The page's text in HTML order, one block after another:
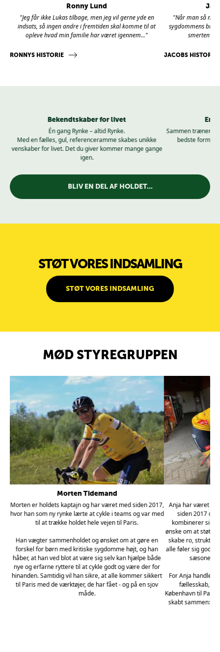
Ronny Lund
"Jeg får ikke Lukas tilbage, men jeg vil gerne yde en
indsats, så ingen andre i fremtiden skal komme til at
opleve hvad min familie har været igennem..."
RONNYS HISTORIE
"Når man så
sygdommens
smerten
JACOBS HISTORIE
Bekendtskaber for livet
Én gang Rynke – altid Rynke.
Med en fælles, gul, referenceramme skabes unikke
venskaber for livet. Det du giver kommer mange gange
igen.
En
Sammen træner vi
bedste form,
BLIV EN DEL AF HOLDET...
STØT VORES INDSAMLING
STØT VORES INDSAMLING
MØD STYREGRUPPEN
Morten Tidemand
Morten er holdets kaptajn og har været med siden 2017,
hvor han som ny rynke lærte at cykle i teams og var med
til at trække holdet hele vejen til Paris.
Han vægter sammenholdet og ønsket om at gøre en
forskel for børn med kritiske sygdomme højt, og han
håber, at han ved blot at være sig selv kan hjælpe både
nye og erfarne ryttere til at cykle godt og være der for
hinanden. Samtidig vil han sikre, at alle kommer sikkert
til Paris med de værktøjer, de har fået - og på en sjov
måde.
Anja har været en
siden 2017 og
kombinerer sin
ønske om at støtte
skabe ro, struktur
alle føler sig godt
sæsonens
For Anja handler
fællesskab,
København til
skabt sammen: